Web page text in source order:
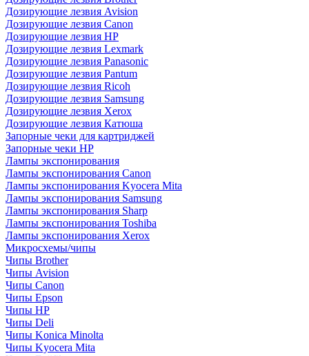
Дозирующие лезвия Avision
Дозирующие лезвия Canon
Дозирующие лезвия HP
Дозирующие лезвия Lexmark
Дозирующие лезвия Panasonic
Дозирующие лезвия Pantum
Дозирующие лезвия Ricoh
Дозирующие лезвия Samsung
Дозирующие лезвия Xerox
Дозирующие лезвия Катюша
Запорные чеки для картриджей
Запорные чеки HP
Лампы экспонирования
Лампы экспонирования Canon
Лампы экспонирования Kyocera Mita
Лампы экспонирования Samsung
Лампы экспонирования Sharp
Лампы экспонирования Toshiba
Лампы экспонирования Xerox
Микросхемы/чипы
Чипы Brother
Чипы Avision
Чипы Canon
Чипы Epson
Чипы HP
Чипы Deli
Чипы Konica Minolta
Чипы Kyocera Mita